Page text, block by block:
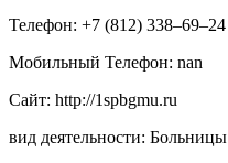
Телефон: +7 (812) 338‒69‒24
Мобильный Телефон: nan
Сайт: http://1spbgmu.ru
вид деятельности: Больницы